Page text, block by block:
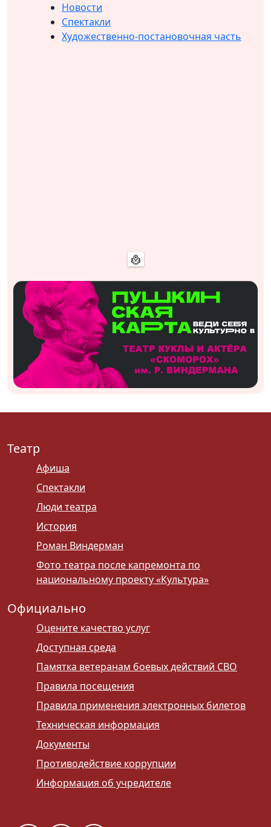
Новости
Спектакли
Художественно-постановочная часть
Театр
Афиша
Спектакли
Люди театра
История
Роман Виндерман
Фото театра после капремонта по
национальному проекту «Культура»
Официально
Оцените качество услуг
Доступная среда
Памятка ветеранам боевых действий СВО
Правила посещения
Правила применения электронных билетов
Техническая информация
Документы
Противодействие коррупции
Информация об учредителе